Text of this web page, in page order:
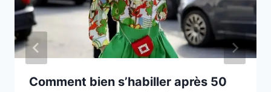
Comment bien s’habiller après 50